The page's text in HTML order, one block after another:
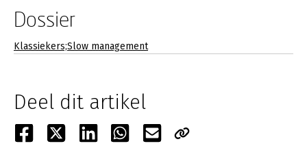
Dossier
Klassiekers;Slow management
Deel dit artikel